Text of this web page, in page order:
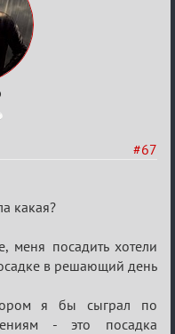
#67
какая?
меня посадить хотели
в решающий день
я бы сыграл по
- это посадка